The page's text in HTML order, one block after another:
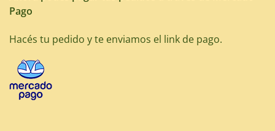
Pago
Hacés tu pedido y te enviamos el link de pago.